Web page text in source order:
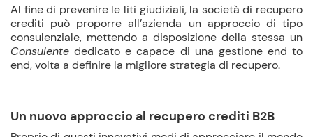
Al fine di prevenire le liti giudiziali, la società di recupero
crediti può proporre all’azienda un approccio di tipo
consulenziale, mettendo a disposizione della stessa un
Consulente dedicato e capace di una gestione end to
end, volta a definire la migliore strategia di recupero.
Un nuovo approccio al recupero crediti B2B